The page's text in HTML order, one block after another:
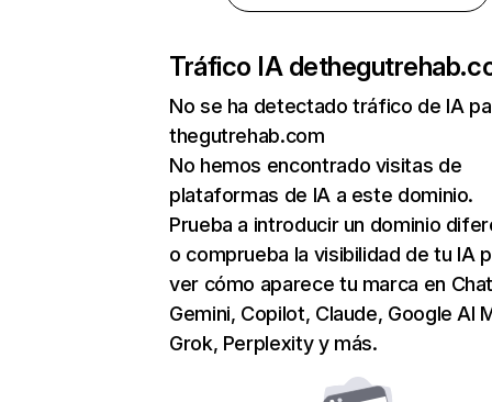
Tráfico IA de
No se ha detectado tráfico de IA
thegutrehab.com
No hemos encontrado visitas de
plataformas de IA a este dominio.
Prueba a introducir un dominio
o comprueba la visibilidad de tu IA
ver cómo aparece tu marca en
Gemini, Copilot, Claude, Google AI
Grok, Perplexity y más.